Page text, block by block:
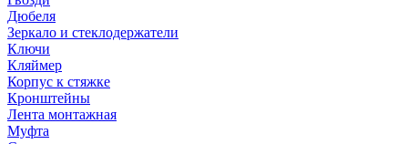
Дюбеля
Зеркало и стеклодержатели
Ключи
Кляймер
Корпус к стяжке
Кронштейны
Лента монтажная
Муфта